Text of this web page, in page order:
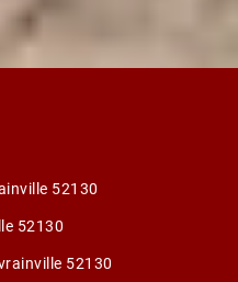
52130
52130
52130